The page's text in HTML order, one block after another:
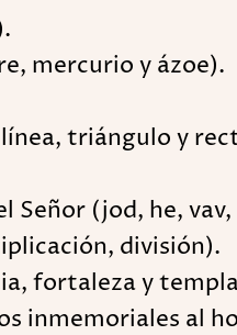
mercurio y ázoe).
triángulo y
Señor (jod, he, vav,
división).
fortaleza y
inmemoriales al